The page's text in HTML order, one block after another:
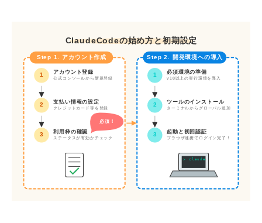
ClaudeCodeの始め方と初期設定
Step 1. アカウント作成
1 アカウント登録
公式コンソールから新規登録
2 支払い情報の設定
クレジットカード等を登録
必須！
3 利用枠の確認
ステータスが有効かチェック
Step 2. 開発環境への導入
1 必須環境の準備
v18以上の実行環境を導入
2 ツールのインストール
ターミナルからグローバル追加
3 起動と初回認証
ブラウザ連携でログイン完了！
> claude